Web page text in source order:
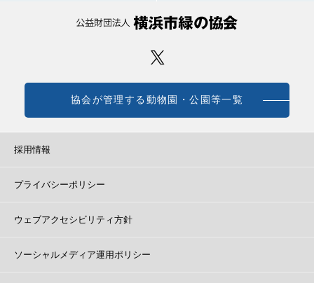
協会が管理する動物園・公園等一覧
採用情報
プライバシーポリシー
ウェブアクセシビリティ方針
ソーシャルメディア運用ポリシー